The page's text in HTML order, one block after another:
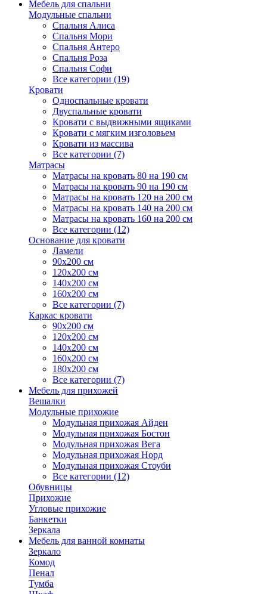
Мебель для спальни
Модульные спальни
Спальня Алиса
Спальня Мори
Спальня Антеро
Спальня Роза
Спальня Софи
Все категории (19)
Кровати
Односпальные кровати
Двуспальные кровати
Кровати с выдвижными ящиками
Кровати с мягким изголовьем
Кровати из массива
Все категории (7)
Матрасы
Матрасы на кровать 80 на 190 см
Матрасы на кровать 90 на 190 см
Матрасы на кровать 120 на 200 см
Матрасы на кровать 140 на 200 см
Матрасы на кровать 160 на 200 см
Все категории (12)
Основание для кровати
Ламели
90х200 см
120х200 см
140х200 см
160х200 см
Все категории (7)
Каркас кровати
90х200 см
120х200 см
140х200 см
160х200 см
180х200 см
Все категории (7)
Мебель для прихожей
Вешалки
Модульные прихожие
Модульная прихожая Айден
Модульная прихожая Бостон
Модульная прихожая Вега
Модульная прихожая Норд
Модульная прихожая Стоуби
Все категории (12)
Обувницы
Прихожие
Угловые прихожие
Банкетки
Зеркала
Мебель для ванной комнаты
Зеркало
Комод
Пенал
Тумба